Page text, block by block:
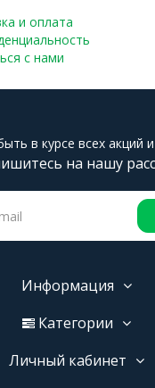
и оплата
с нами
в курсе всех акций
на нашу
Информация
Категории
Личный кабинет